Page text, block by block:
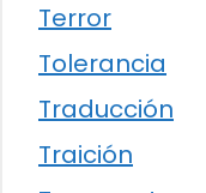
Terror
Tolerancia
Traducción
Traición